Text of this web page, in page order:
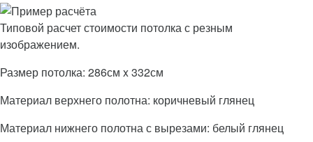
Типовой расчет стоимости потолка с резным
изображением.
Размер потолка: 286см x 332см
Материал верхнего полотна: коричневый глянец
Материал нижнего полотна с вырезами: белый глянец